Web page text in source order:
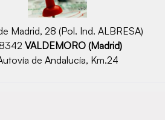
Madrid, 28 (Pol. Ind. ALBRESA)
VALDEMORO (Madrid)
de Andalucía, Km.24